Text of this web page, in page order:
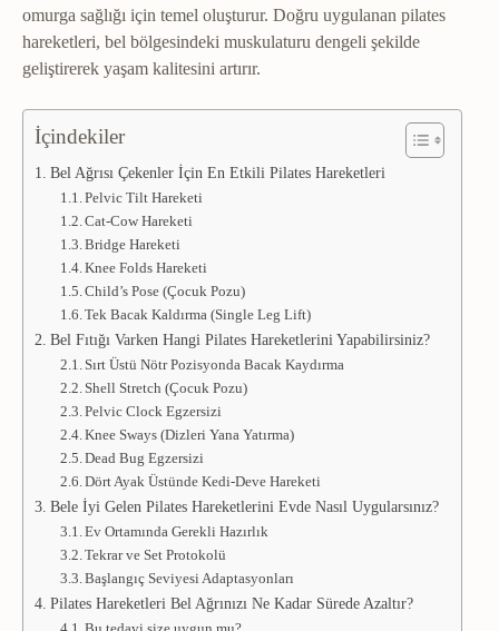
omurga sağlığı için temel oluşturur. Doğru uygulanan pilates
hareketleri, bel bölgesindeki muskulaturu dengeli şekilde
geliştirerek yaşam kalitesini artırır.
İçindekiler
Bel Ağrısı Çekenler İçin En Etkili Pilates Hareketleri
Pelvic Tilt Hareketi
Cat-Cow Hareketi
Bridge Hareketi
Knee Folds Hareketi
Child’s Pose (Çocuk Pozu)
Tek Bacak Kaldırma (Single Leg Lift)
Bel Fıtığı Varken Hangi Pilates Hareketlerini Yapabilirsiniz?
Sırt Üstü Nötr Pozisyonda Bacak Kaydırma
Shell Stretch (Çocuk Pozu)
Pelvic Clock Egzersizi
Knee Sways (Dizleri Yana Yatırma)
Dead Bug Egzersizi
Dört Ayak Üstünde Kedi-Deve Hareketi
Bele İyi Gelen Pilates Hareketlerini Evde Nasıl Uygularsınız?
Ev Ortamında Gerekli Hazırlık
Tekrar ve Set Protokolü
Başlangıç Seviyesi Adaptasyonları
Pilates Hareketleri Bel Ağrınızı Ne Kadar Sürede Azaltır?